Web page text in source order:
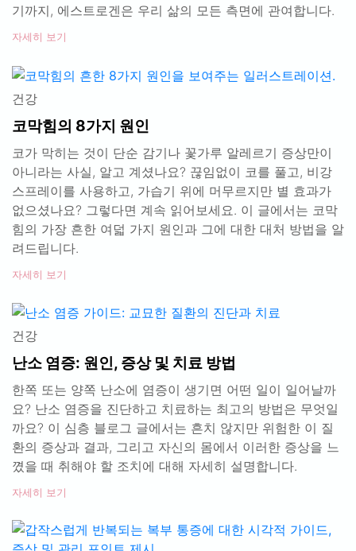
기까지, 에스트로겐은 우리 삶의 모든 측면에 관여합니다.
자세히 보기
건강
코막힘의 8가지 원인
코가 막히는 것이 단순 감기나 꽃가루 알레르기 증상만이
아니라는 사실, 알고 계셨나요? 끊임없이 코를 풀고, 비강
스프레이를 사용하고, 가습기 위에 머무르지만 별 효과가
없으셨나요? 그렇다면 계속 읽어보세요. 이 글에서는 코막
힘의 가장 흔한 여덟 가지 원인과 그에 대한 대처 방법을 알
려드립니다.
자세히 보기
건강
난소 염증: 원인, 증상 및 치료 방법
한쪽 또는 양쪽 난소에 염증이 생기면 어떤 일이 일어날까
요? 난소 염증을 진단하고 치료하는 최고의 방법은 무엇일
까요? 이 심층 블로그 글에서는 흔치 않지만 위험한 이 질
환의 증상과 결과, 그리고 자신의 몸에서 이러한 증상을 느
꼈을 때 취해야 할 조치에 대해 자세히 설명합니다.
자세히 보기